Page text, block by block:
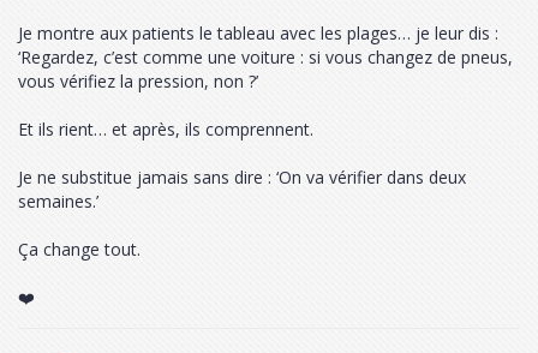
Je montre aux patients le tableau avec les plages… je leur dis :
‘Regardez, c’est comme une voiture : si vous changez de pneus,
vous vérifiez la pression, non ?’
Et ils rient… et après, ils comprennent.
Je ne substitue jamais sans dire : ‘On va vérifier dans deux
semaines.’
Ça change tout.
❤️